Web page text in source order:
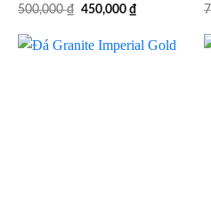
500,000₫ Giá
500,000 ₫.
450,000₫
là: